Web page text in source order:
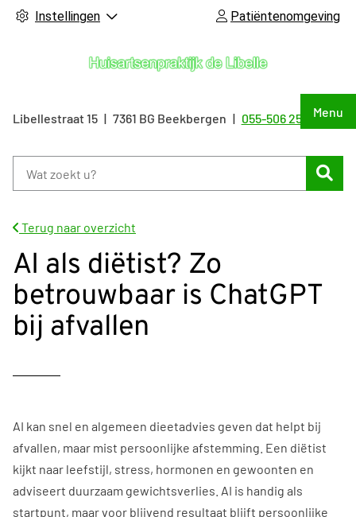
Instellingen Patiëntenomgeving
Menu
Libellestraat15 7361 BG Beekbergen Tel:
055-506 25 55
Terug naar overzicht
AI als diëtist? Zo
betrouwbaar is ChatGPT
bij afvallen
AI kan snel en algemeen dieetadvies geven dat helpt bij
afvallen, maar mist persoonlijke afstemming. Een diëtist
kijkt naar leefstijl, stress, hormonen en gewoonten en
adviseert duurzaam gewichtsverlies. AI is handig als
startpunt, maar voor blijvend resultaat blijft persoonlijke